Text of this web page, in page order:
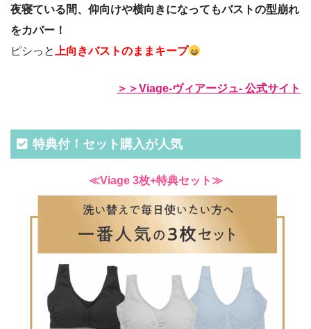
夜寝ている間、仰向けや横向きになってもバストの型崩れ
をカバー！
ピシっと
上向きバストのままキープ
＞＞Viage-ヴィアージュ- 公式サイト
特典付！セット購入が人気
≪Viage 3枚+特典セット≫